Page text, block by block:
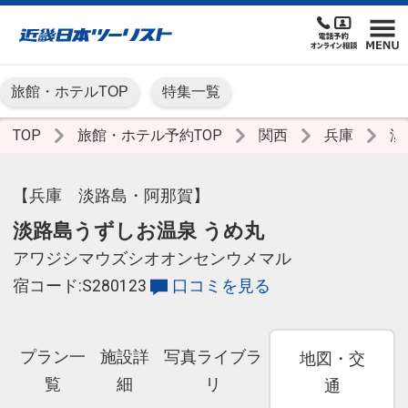
旅館・ホテルTOP 特集一覧
TOP 旅館・ホテル予約TOP 関西 兵庫
【兵庫 淡路島・阿那賀】
淡路島うずしお温泉 うめ丸
アワジシマウズシオオンセンウメマル
宿コード:S280123
口コミを見る
プラン一
覧
施設詳
細
写真ライブラ
リ
地図・交
通